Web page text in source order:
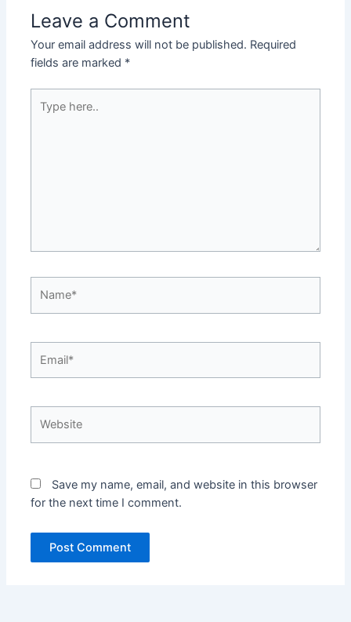
Leave a Comment
Your email address will not be published. Required
fields are marked *
here..
Save my name, email, and website in this browser
for the next time I comment.